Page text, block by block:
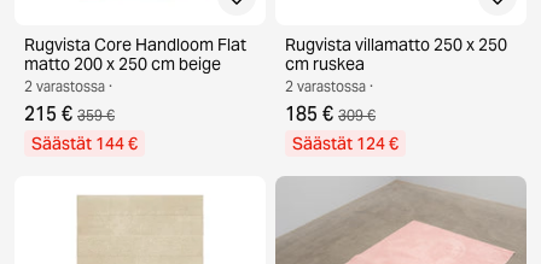
Rugvista Core Handloom Flat
matto 200 x 250 cm beige
2 varastossa ·
215 € 359 €
Säästät 144 €
Rugvista villamatto 250 x 250
cm ruskea
2 varastossa ·
185 € 309 €
Säästät 124 €